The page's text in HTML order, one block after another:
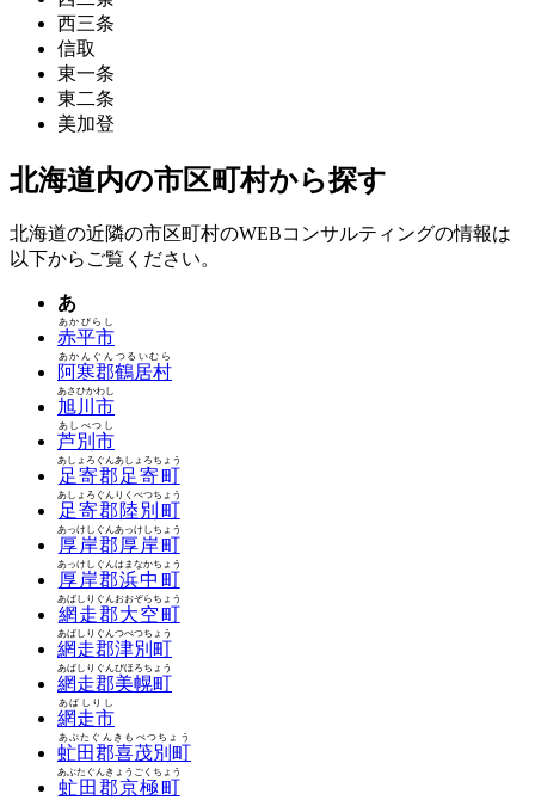
西三条
信取
東一条
東二条
美加登
北海道内の市区町村から探す
北海道の近隣の市区町村のWEBコンサルティングの情報は
以下からご覧ください。
あ
赤平市
あかびらし
阿寒郡鶴居村
あかんぐんつるいむら
旭川市
あさひかわし
芦別市
あしべつし
足寄郡足寄町
あしょろぐんあしょろちょう
足寄郡陸別町
あしょろぐんりくべつちょう
厚岸郡厚岸町
あっけしぐんあっけしちょう
厚岸郡浜中町
あっけしぐんはまなかちょう
網走郡大空町
あばしりぐんおおぞらちょう
網走郡津別町
あばしりぐんつべつちょう
網走郡美幌町
あばしりぐんびほろちょう
網走市
あばしりし
虻田郡喜茂別町
あぶたぐんきもべつちょう
虻田郡京極町
あぶたぐんきょうごくちょう